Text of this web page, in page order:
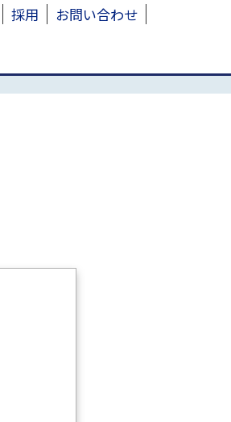
採用 お問い合わせ